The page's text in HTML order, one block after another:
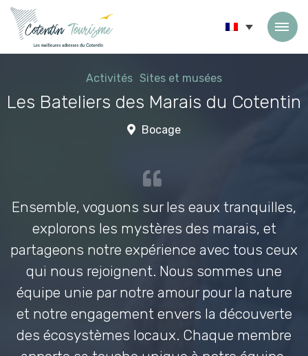
Activités Sites et musées
Les Bateliers des Marais du Cotentin
Bocage
Ensemble, voguons sur les eaux tranquilles,
explorons les mystères des marais, et
partageons notre expérience avec tous ceux
qui nous rejoignent. Nous sommes une
équipe unie par notre amour pour la nature
et notre engagement envers la découverte
des écosystèmes locaux. Chaque membre